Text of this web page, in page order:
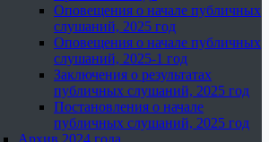
Оповещения о начале публичных
слушаний, 2025 год
Оповещения о начале публичных
слушаний, 2025-1 год
Заключения о результатах
публичных слушаний, 2025 год
Постановления о начале
публичных слушаний, 2025 год
Архив 2024 года